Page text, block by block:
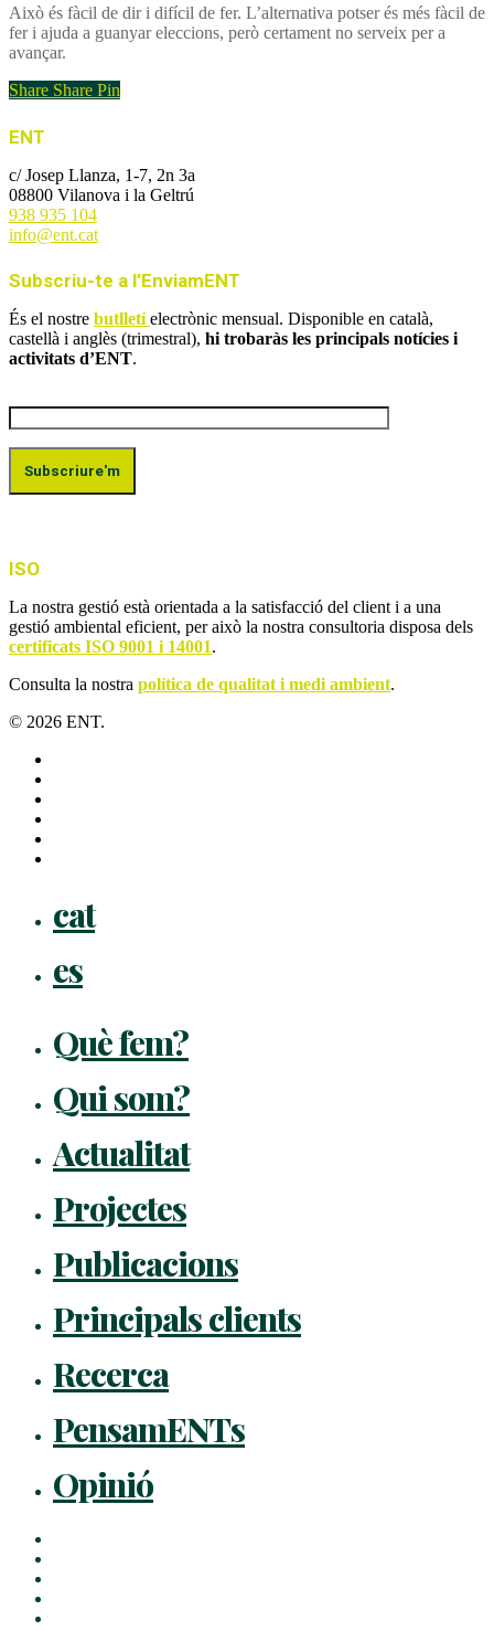
Això és fàcil de dir i difícil de fer. L’alternativa potser és més fàcil de
fer i ajuda a guanyar eleccions, però certament no serveix per a
avançar.
Share Share Pin
ENT
c/ Josep Llanza, 1-7, 2n 3a
08800 Vilanova i la Geltrú
938 935 104
info@ent.cat
Subscriu-te a l’EnviamENT
És el nostre butlletí electrònic mensual. Disponible en català,
castellà i anglès (trimestral), hi trobaràs les principals notícies i
activitats d’ENT.
ISO
La nostra gestió està orientada a la satisfacció del client i a una
gestió ambiental eficient, per això la nostra consultoria disposa dels
certificats ISO 9001 i 14001.
Consulta la nostra política de qualitat i medi ambient.
© 2026 ENT.
cat
es
Què fem?
Qui som?
Actualitat
Projectes
Publicacions
Principals clients
Recerca
PensamENTs
Opinió